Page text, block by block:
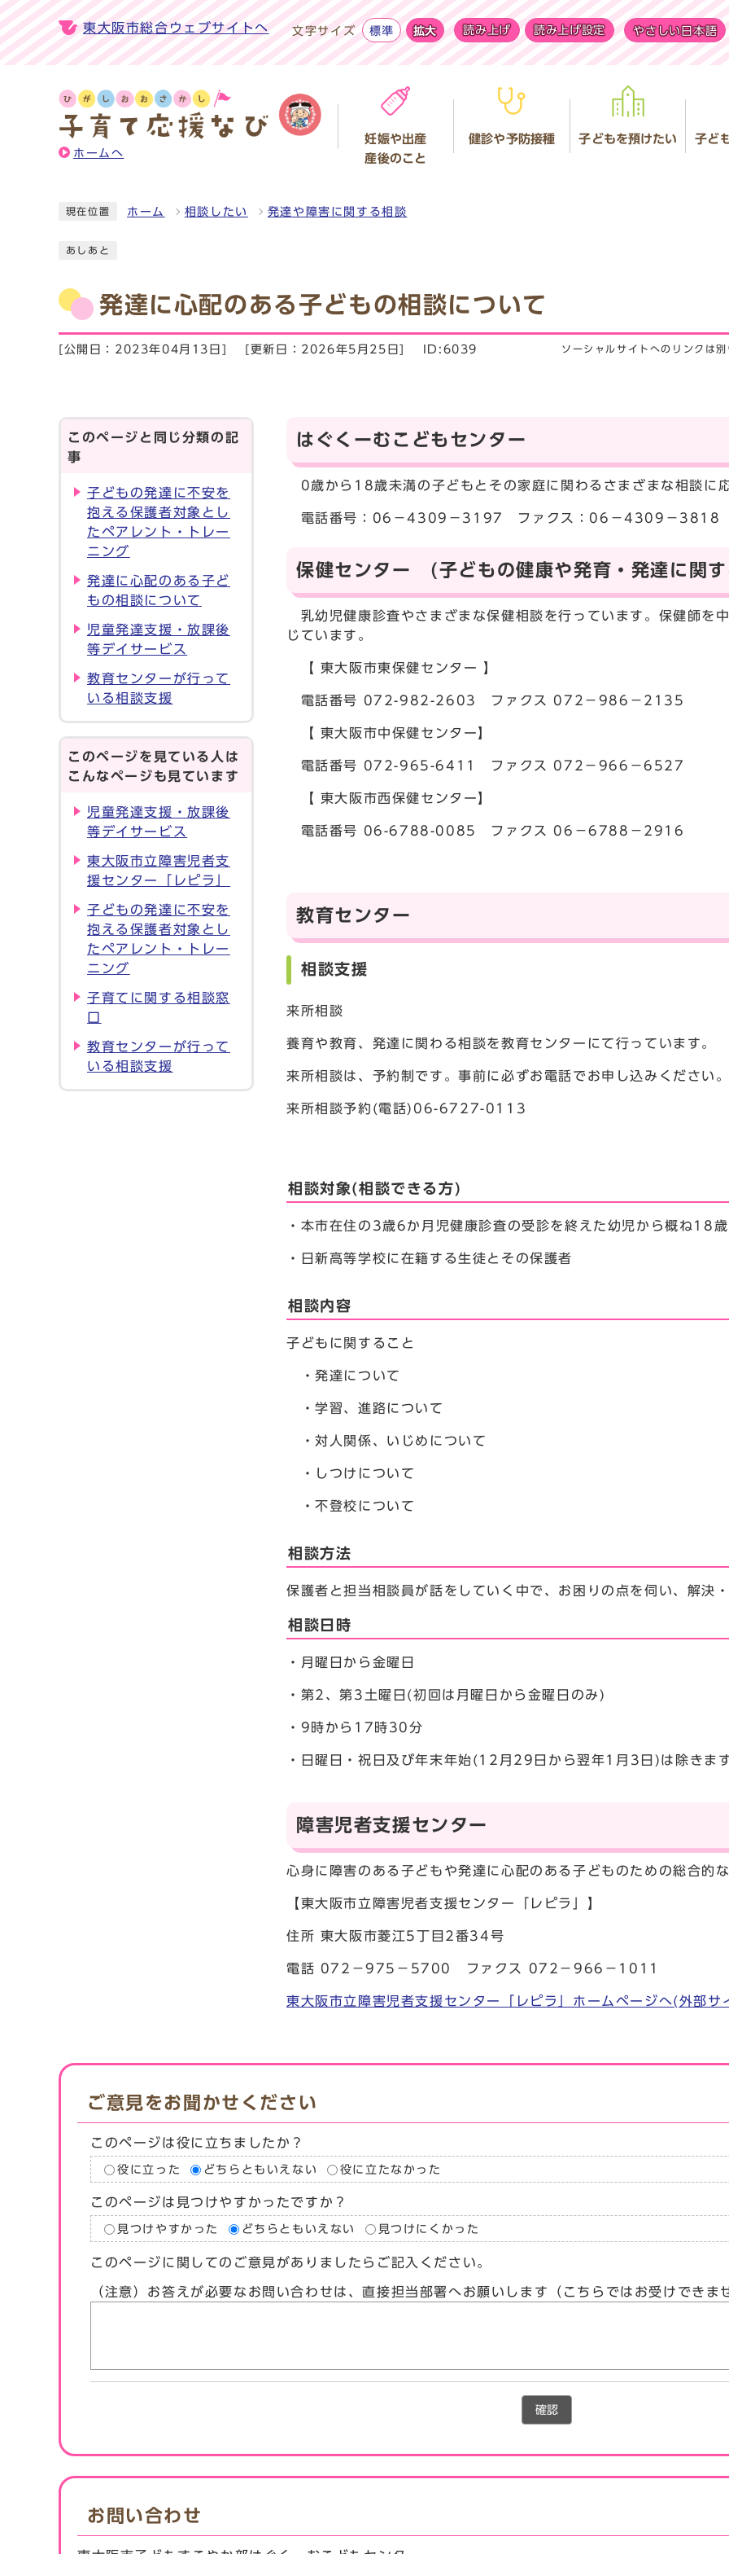
東大阪市総合ウェブサイトへ 文字サイズ 標準 拡大 読み上げ 読み上げ設定 やさしい日本語
ホームへ
妊娠や出産
産後のこと
健診や予防接種 子どもを預けたい 子ど
現在位置 ホーム 相談したい 発達や障害に関する相談
あしあと
発達に心配のある子どもの相談について
[公開日：2023年04月13日] [更新日：2026年5月25日] ID:6039 ソーシャルサイトへのリンクは
はぐくーむこどもセンター
0歳から18歳未満の子どもとその家庭に関わるさまざまな相談に
電話番号：06－4309－3197 ファクス：06－4309－3818
保健センター (子どもの健康や発育・発達に関
乳幼児健康診査やさまざまな保健相談を行っています。保健師を
じています。
【 東大阪市東保健センター 】
電話番号 072-982-2603 ファクス 072－986－2135
【 東大阪市中保健センター】
電話番号 072-965-6411 ファクス 072－966－6527
【 東大阪市西保健センター】
電話番号 06-6788-0085 ファクス 06－6788－2916
教育センター
相談支援
来所相談
養育や教育、発達に関わる相談を教育センターにて行っています。
来所相談は、予約制です。事前に必ずお電話でお申し込みください
来所相談予約(電話)06-6727-0113
相談対象(相談できる方)
・本市在住の3歳6か月児健康診査の受診を終えた幼児から概ね18
・日新高等学校に在籍する生徒とその保護者
相談内容
子どもに関すること
・発達について
・学習、進路について
・対人関係、いじめについて
・しつけについて
・不登校について
相談方法
保護者と担当相談員が話をしていく中で、お困りの点を伺い、解決
相談日時
・月曜日から金曜日
・第2、第3土曜日(初回は月曜日から金曜日のみ)
・9時から17時30分
・日曜日・祝日及び年末年始(12月29日から翌年1月3日)は除きま
障害児者支援センター
心身に障害のある子どもや発達に心配のある子どものための総合的
【東大阪市立障害児者支援センター「レピラ」】
住所 東大阪市菱江5丁目2番34号
電話 072－975－5700 ファクス 072－966－1011
東大阪市立障害児者支援センター「レピラ」ホームページへ(外部サ
このページと同じ分類の記
事
子どもの発達に不安を
抱える保護者対象とし
たペアレント・トレー
ニング
発達に心配のある子ど
もの相談について
児童発達支援・放課後
等デイサービス
教育センターが行って
いる相談支援
このページを見ている人は
こんなページも見ています
児童発達支援・放課後
等デイサービス
東大阪市立障害児者支
援センター「レピラ」
子どもの発達に不安を
抱える保護者対象とし
たペアレント・トレー
ニング
子育てに関する相談窓
口
教育センターが行って
いる相談支援
ご意見をお聞かせください
このページは役に立ちましたか？
役に立った どちらともいえない 役に立たなかった
このページは見つけやすかったですか？
見つけやすかった どちらともいえない 見つけにくかった
このページに関してのご意見がありましたらご記入ください。
（注意）お答えが必要なお問い合わせは、直接担当部署へお願いします（こちらではお受けできま
確認
お問い合わせ